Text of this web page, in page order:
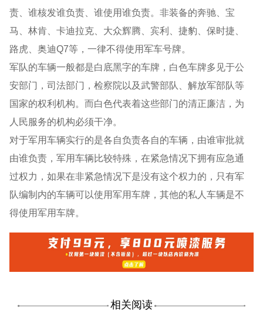
责、谁核发谁负责、谁使用谁负责。非装备的奔驰、宝
马、林肯、卡迪拉克、大众辉腾、宾利、捷豹、保时捷、
路虎、奥迪Q7等，一律不得使用军车号牌。
军队的车辆一般都是白底黑字的车牌，白色车牌多见于公
安部门，司法部门，检察院以及武警部队、解放军部队等
国家的权利机构。而白色代表着这些部门的清正廉洁，为
人民服务的机构必须干净。
对于军用车辆实行的是各自负责各自的车辆，由谁审批就
由谁负责，军用车辆比较特殊，在紧急情况下拥有应急通
过权力，如果在非紧急情况下是没有这个权力的，只有军
队编制内的车辆可以使用军用车牌，其他的私人车辆是不
得使用军用车牌。
相关阅读